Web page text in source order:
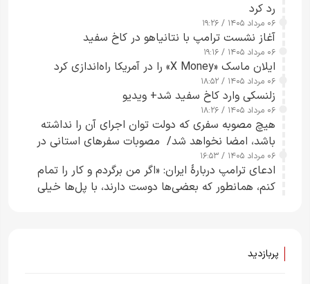
رد کرد
۰۶ مرداد ۱۴۰۵ / ۱۹:۲۶
آغاز نشست ترامپ با نتانیاهو در کاخ سفید
۰۶ مرداد ۱۴۰۵ / ۱۹:۱۶
ایلان ماسک «X Money» را در آمریکا راه‌اندازی کرد
۰۶ مرداد ۱۴۰۵ / ۱۸:۵۲
زلنسکی وارد کاخ سفید شد+ ویدیو
۰۶ مرداد ۱۴۰۵ / ۱۸:۲۶
هیچ مصوبه سفری که دولت توان اجرای آن را نداشته
باشد، امضا نخواهد شد/ مصوبات سفرهای استانی در
چارچوب قانون بودجه است+ عکس
۰۶ مرداد ۱۴۰۵ / ۱۶:۵۳
ادعای ترامپ دربارهٔ ایران: «اگر من برگردم و کار را تمام
کنم، همانطور که بعضی‌ها دوست دارند، با پل‌ها خیلی
پربازدید